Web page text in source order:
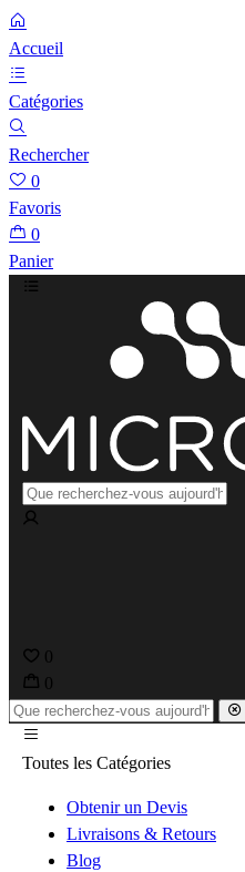
Accueil
Catégories
Rechercher
0
Favoris
0
Panier
0
0
Toutes les Catégories
Obtenir un Devis
Livraisons & Retours
Blog